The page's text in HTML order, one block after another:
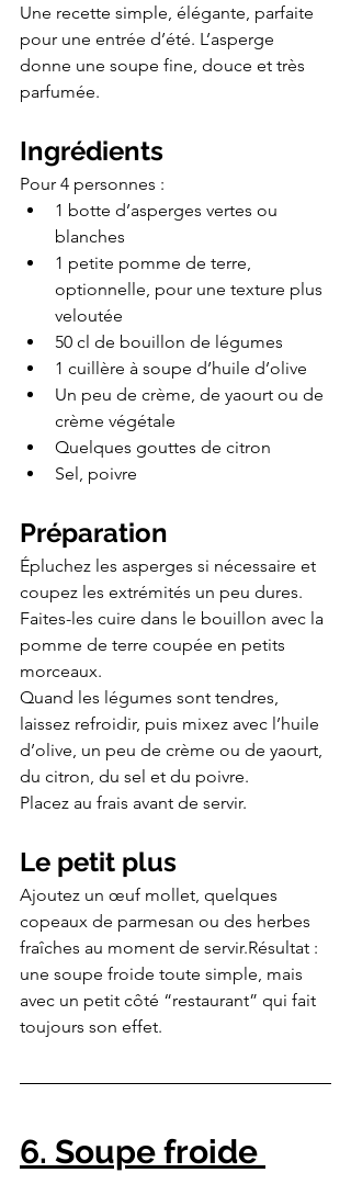
Une recette simple, élégante, parfaite
pour une entrée d’été. L’asperge
donne une soupe fine, douce et très
parfumée.
Ingrédients
Pour 4 personnes :
1 botte d’asperges vertes ou
blanches
1 petite pomme de terre,
optionnelle, pour une texture plus
veloutée
50 cl de bouillon de légumes
1 cuillère à soupe d’huile d’olive
Un peu de crème, de yaourt ou de
crème végétale
Quelques gouttes de citron
Sel, poivre
Préparation
Épluchez les asperges si nécessaire et
coupez les extrémités un peu dures.
Faites-les cuire dans le bouillon avec la
pomme de terre coupée en petits
morceaux.
Quand les légumes sont tendres,
laissez refroidir, puis mixez avec l’huile
d’olive, un peu de crème ou de yaourt,
du citron, du sel et du poivre.
Placez au frais avant de servir.
Le petit plus
Ajoutez un œuf mollet, quelques
copeaux de parmesan ou des herbes
fraîches au moment de servir.Résultat :
une soupe froide toute simple, mais
avec un petit côté “restaurant” qui fait
toujours son effet.
6. Soupe froide